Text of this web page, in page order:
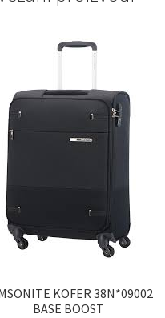
KOFER 38N*09002
BASE BOOST